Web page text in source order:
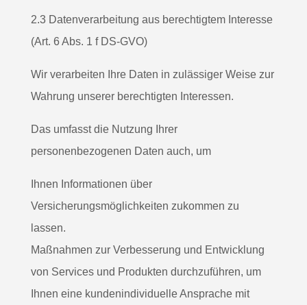
2.3 Datenverarbeitung aus berechtigtem Interesse
(Art. 6 Abs. 1 f DS-GVO)
Wir verarbeiten Ihre Daten in zulässiger Weise zur
Wahrung unserer berechtigten Interessen.
Das umfasst die Nutzung Ihrer
personenbezogenen Daten auch, um
Ihnen Informationen über
Versicherungsmöglichkeiten zukommen zu
lassen.
Maßnahmen zur Verbesserung und Entwicklung
von Services und Produkten durchzuführen, um
Ihnen eine kundenindividuelle Ansprache mit